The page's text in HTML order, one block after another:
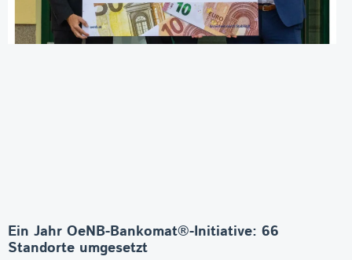
Ein Jahr OeNB-Bankomat®-Initiative: 66
Standorte umgesetzt